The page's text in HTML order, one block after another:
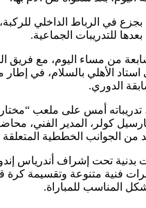
بجزع في الرباط الداخلي
للتدريبات الجماعية.
من مساء اليوم، مع فريق
استاد الأهلي بالسلام، في إطار
الدوري.
تدريباته أمس على ملعب
كولر، المدير الفني،
من الجوانب الخططية المتعلقة
بدنية تحت إشراف أندرياس
فنية متنوعة وتقسيمة كرة
المناسب للمباراة.